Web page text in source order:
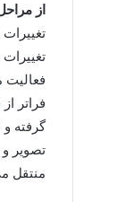
از
فعالیت
فراتر
گرفته
تصویر
منتقل